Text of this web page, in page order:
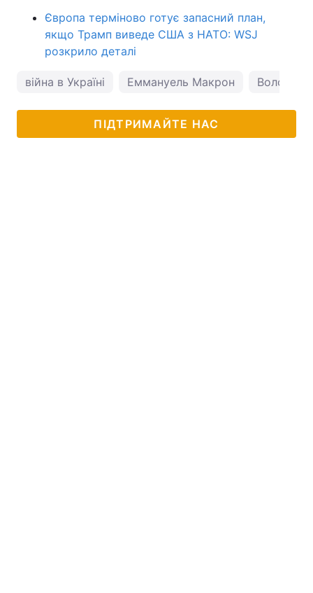
Європа терміново готує запасний план,
якщо Трамп виведе США з НАТО: WSJ
розкрило деталі
війна в Україні Еммануель Макрон
ПІДТРИМАЙТЕ НАС